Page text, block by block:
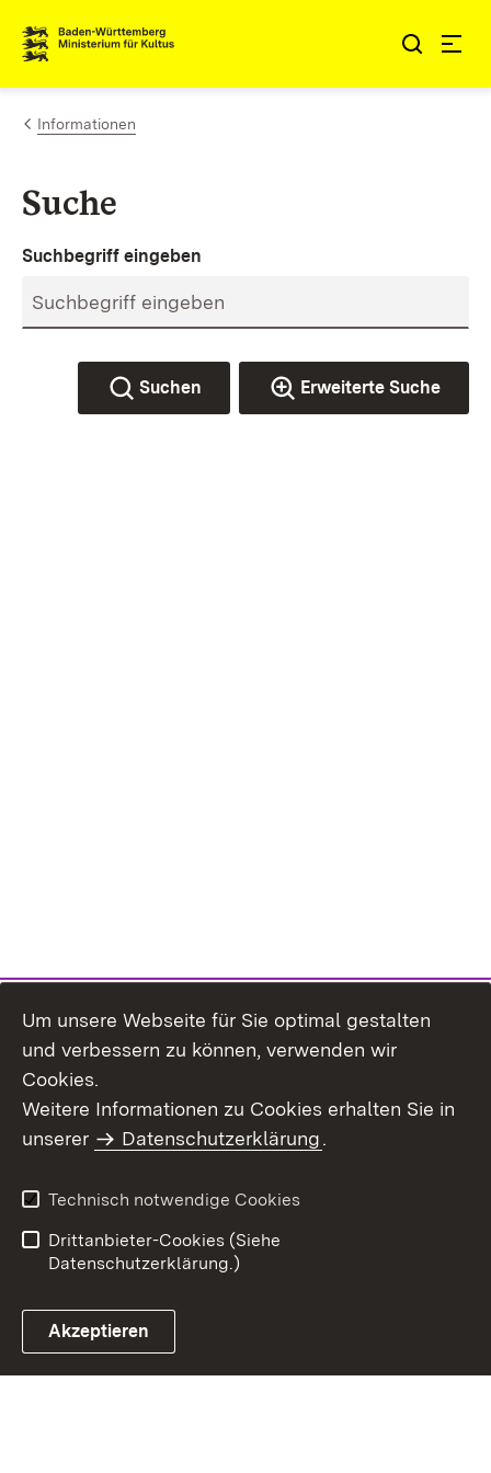
Zum Inhalt springen
Link zur Startseite
Informationen
Suche
Suchbegriff eingeben
Suchen Erweiterte Suche
Benutzungshinweise
Erklärung zur
Um unsere Webseite für Sie optimal gestalten
und verbessern zu können, verwenden wir
Cookies.
Weitere Informationen zu Cookies erhalten Sie in
unserer
Datenschutzerklärung.
Technisch notwendige Cookies
Drittanbieter-Cookies (Siehe
Datenschutzerklärung.)
Akzeptieren